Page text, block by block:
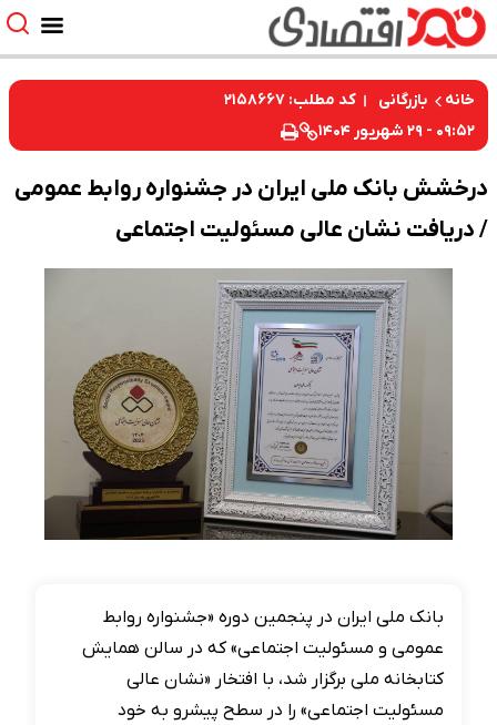
خانه بازرگانی
کد مطلب: ۲۱۵۸۶۶۷
۰۹:۵۲ - ۲۹ شهریور ۱۴۰۴
درخشش بانک ملی ایران در جشنواره روابط عمومی
/ دریافت نشان عالی مسئولیت اجتماعی
بانک ملی ایران در پنجمین دوره «جشنواره روابط
عمومی و مسئولیت اجتماعی» که در سالن همایش
کتابخانه ملی برگزار شد، با افتخار «نشان عالی
مسئولیت اجتماعی» را در سطح پیشرو به خود